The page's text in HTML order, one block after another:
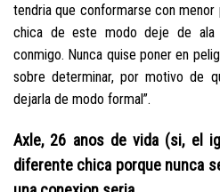
tendria que conformarse con
chica de este modo deje de ala
conmigo. Nunca quise poner en
sobre determinar, por motivo de
dejarla de modo formal”.
Axle, 26 anos de vida (si, el
diferente chica porque nunca